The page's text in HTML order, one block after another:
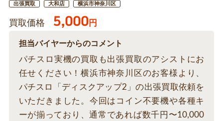
出張買取 大和店 横浜市神奈川区
買取価格 5,000円
担当バイヤーからのコメント
パチスロ実機の買取も出張買取のアシストにお
任せください！横浜市神奈川区のお客様より、
パチスロ「ディスクアップ2」の出張買取依頼を
いただきました。今回はコイン不要機や各種キ
ーが揃っており、通常であれば数千円〜10,000